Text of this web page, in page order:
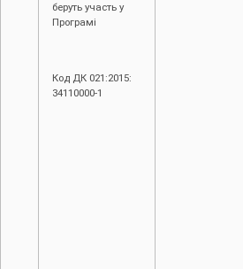
беруть участь у
Програмі
Код ДК 021:2015:
34110000-1